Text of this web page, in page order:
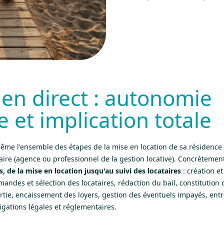
direct : autonomie
et implication totale
l'ensemble des étapes de la mise en location de sa
(agence ou professionnel de la gestion locative).
de la mise en location jusqu'au suivi des locataires : création
et sélection des locataires, rédaction du bail, constitution
encaissement des loyers, gestion des éventuels impayés,
légales et réglementaires.